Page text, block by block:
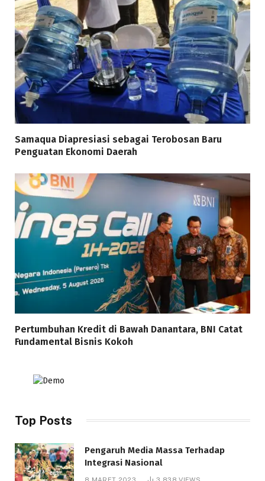
Samaqua Diapresiasi sebagai Terobosan Baru
Penguatan Ekonomi Daerah
Pertumbuhan Kredit di Bawah Danantara, BNI Catat
Fundamental Bisnis Kokoh
Top Posts
Pengaruh Media Massa Terhadap
Integrasi Nasional